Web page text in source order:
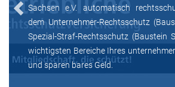
Sachsen e.V. automatisch
dem Unternehmer-Rechtsschutz
Spezial-Straf-Rechtsschutz (Baustein
wichtigsten Bereiche Ihres
und sparen bares Geld.
Previous